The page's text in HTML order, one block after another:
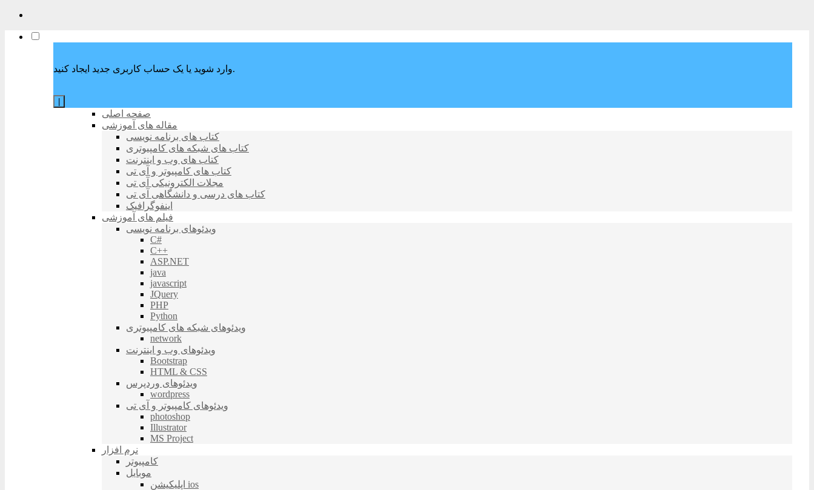
وارد شوید یا یک حساب کاربری جدید ایجاد کنید.
صفحه اصلی
مقاله های آموزشی
کتاب های برنامه نویسی
کتاب های شبکه های کامپیوتری
کتاب های وب و اینترنت
کتاب های کامپیوتر و آی تی
مجلات الکترونیکی آی تی
کتاب های درسی و دانشگاهی آی تی
اینفوگرافیک
فیلم های آموزشی
ویدئوهای برنامه نویسی
C#
C++
ASP.NET
java
javascript
JQuery
PHP
Python
ویدئوهای شبکه های کامپیوتری
network
ویدئوهای وب و اینترنت
Bootstrap
HTML & CSS
ویدئوهای وردپرس
wordpress
ویدئوهای کامپیوتر و آی تی
photoshop
Illustrator
MS Project
نرم افزار
کامپیوتر
موبایل
اپلیکیشن ios